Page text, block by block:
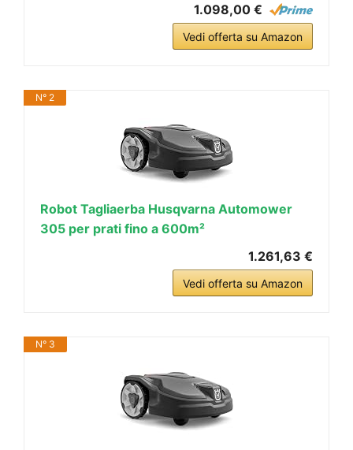
1.098,00 €
Vedi offerta su Amazon
N° 2
Robot Tagliaerba Husqvarna Automower
305 per prati fino a 600m²
1.261,63 €
Vedi offerta su Amazon
N° 3